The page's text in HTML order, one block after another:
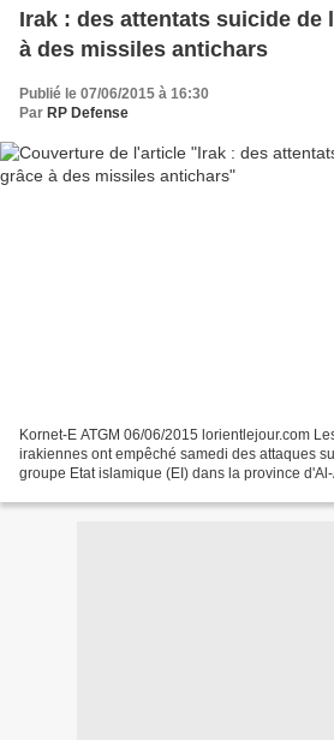
Irak : des attentats suicide de
à des missiles antichars
Publié le 07/06/2015 à 16:30
Par RP Defense
Kornet-E ATGM 06/06/2015 lorientlejour.com Les forces de sécurité
irakiennes ont empêché samedi des attaques
groupe Etat islamique (EI) dans la province d'Al-